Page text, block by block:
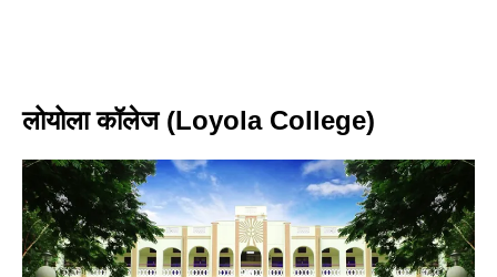
लोयोला कॉलेज (Loyola College)